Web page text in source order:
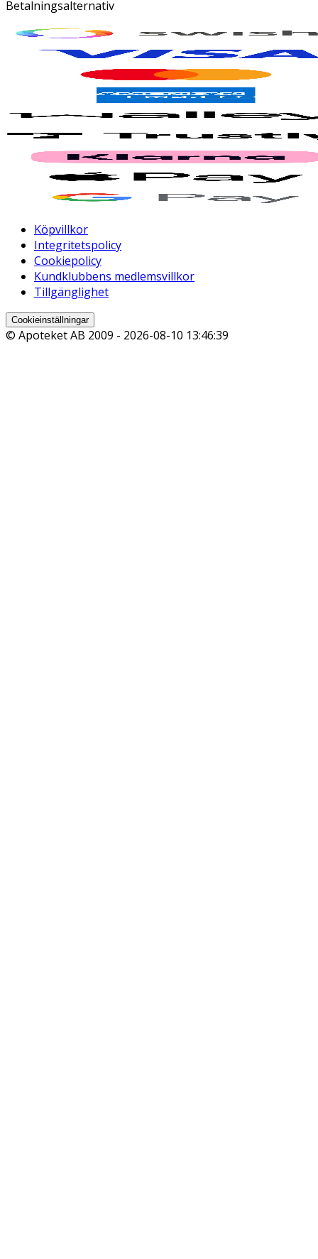
Betalningsalternativ
Köpvillkor
Integritetspolicy
Cookiepolicy
Kundklubbens medlemsvillkor
Tillgänglighet
Cookieinställningar
© Apoteket AB 2009 - 2026-08-10 13:46:39